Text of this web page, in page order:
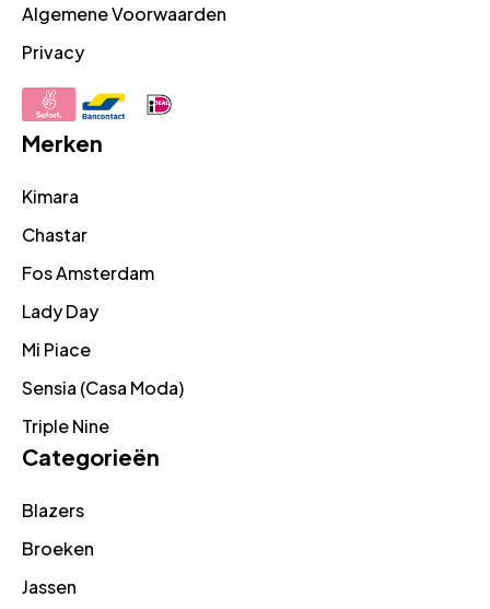
Algemene Voorwaarden
Privacy
Merken
Kimara
Chastar
Fos Amsterdam
Lady Day
Mi Piace
Sensia (Casa Moda)
Triple Nine
Categorieën
Blazers
Broeken
Jassen